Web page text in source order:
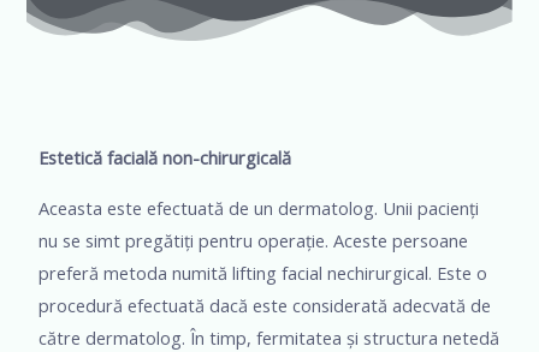
Estetică facială non-chirurgicală
Aceasta este efectuată de un dermatolog. Unii pacienți
nu se simt pregătiți pentru operație. Aceste persoane
preferă metoda numită lifting facial nechirurgical. Este o
procedură efectuată dacă este considerată adecvată de
către dermatolog. În timp, fermitatea și structura netedă